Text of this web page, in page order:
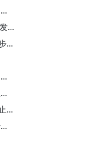
赵秉志 袁彬：我国刑法再法典化的立场与选择
赵秉志：改革开放40年我国刑法立法的发展及其完善
赵秉志：当代中国犯罪化的基本方向与步骤——以《刑法修正案（九）》为主要视角
赵秉志 袁彬：刑法学：理论与实践的回顾、反思及前瞻
赵秉志 袁彬：中国刑法立法改革的新思维——以《刑法修正案（九）》为中心
赵秉志、商浩文：论劳动教养制度的废止与刑法调整
高铭暄 赵秉志：中国新时期特赦的政治与法治意义